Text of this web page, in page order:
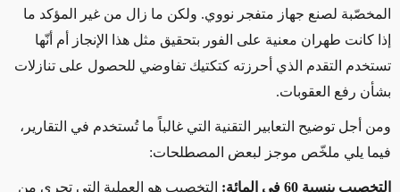
المخصّبة لصنع جهاز متفجر نووي. ولكن ما زال من غير المؤكد ما
إذا كانت طهران معنية على الفور بتحقيق مثل هذا الإنجاز أم أنّها
تستخدم التقدم الذي أحرزته كتكتيك تفاوضي للحصول على تنازلات
بشأن رفع العقوبات.
ومن أجل توضيح التعابير التقنية التي غالباً ما تُستخدم في التقارير،
فيما يلي ملخّص موجز ​​لبعض المصطلحات:
التخصيب بنسبة 60 في المائة: التخصيب هو العملية التي تجري من